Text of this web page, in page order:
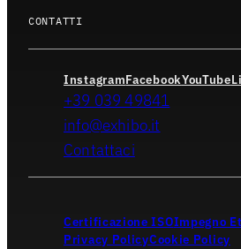
CONTATTI
InstagramFacebookYouTube
+39 039 49841
info@exhibo.it
Contattaci
Certificazione ISOImpegno
Privacy PolicyCookie Policy